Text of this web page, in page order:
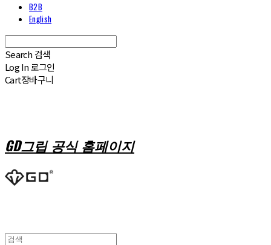
B2B
English
Search 검색
Log In로그인
Cart장바구니
GD그립 공식 홈페이지